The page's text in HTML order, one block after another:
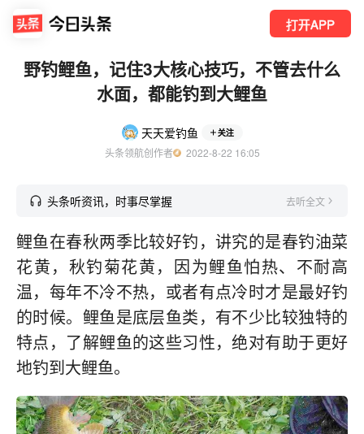
打开APP
野钓鲤鱼，记住3大核心技巧，不管去什么
水面，都能钓到大鲤鱼
天天爱钓鱼 关注
头条领航创作者
  2022-8-22 16:05
头条听资讯，时事尽掌握 去听全文
鲤鱼在春秋两季比较好钓，讲究的是春钓油菜
花黄，秋钓菊花黄，因为鲤鱼怕热、不耐高
温，每年不冷不热，或者有点冷时才是最好钓
的时候。鲤鱼是底层鱼类，有不少比较独特的
特点，了解鲤鱼的这些习性，绝对有助于更好
地钓到大鲤鱼。